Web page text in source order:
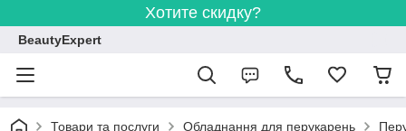
Хотите скидку?
BeautyExpert
Товари та послуги Обладнання для перукарень